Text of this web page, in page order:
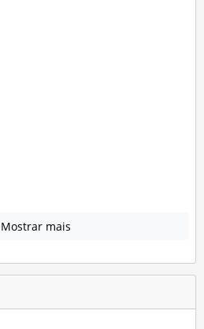
Mostrar mais